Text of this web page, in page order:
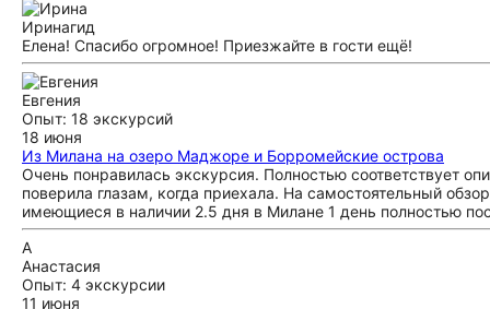
Иринагид
Елена! Спасибо огромное! Приезжайте в гости ещё!
Евгения
Опыт: 18 экскурсий
18 июня
Из Милана на озеро Маджоре и Борромейские острова
Очень понравилась экскурсия. Полностью соответствует
поверила глазам, когда приехала. На самостоятельный
имеющиеся в наличии 2.5 дня в Милане 1 день полностью
А
Анастасия
Опыт: 4 экскурсии
11 июня